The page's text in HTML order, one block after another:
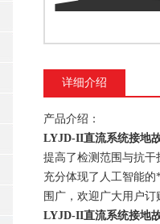
详细介绍
产品介绍：
LYJD-II直流系统接地
提高了检测范围与抗
充分体现了人工智能
围广，欢迎广大用户订
LYJD-II直流系统接地